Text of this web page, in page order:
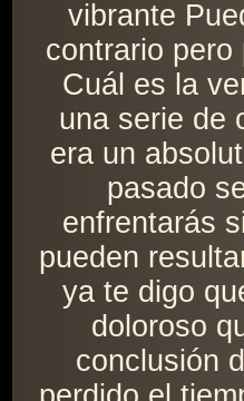
vibrante
contrario
Cuál es la
una serie de
era un
pasado
enfrentarás
pueden
ya te digo
doloroso
conclusión